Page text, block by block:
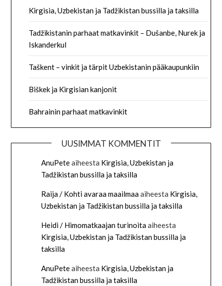
Kirgisia, Uzbekistan ja Tadžikistan bussilla ja taksilla
Tadžikistanin parhaat matkavinkit – Dušanbe, Nurek ja
Iskanderkul
Taškent – vinkit ja tärpit Uzbekistanin pääkaupunkiin
Biškek ja Kirgisian kanjonit
Bahrainin parhaat matkavinkit
UUSIMMAT KOMMENTIT
AnuPeteaiheesta Kirgisia, Uzbekistan ja
Tadžikistan bussilla ja taksilla
Raija / Kohti avaraa maailmaaaiheesta Kirgisia,
Uzbekistan ja Tadžikistan bussilla ja taksilla
Heidi / Himomatkaajan turinoitaaiheesta
Kirgisia, Uzbekistan ja Tadžikistan bussilla ja
taksilla
AnuPeteaiheesta Kirgisia, Uzbekistan ja
Tadžikistan bussilla ja taksilla